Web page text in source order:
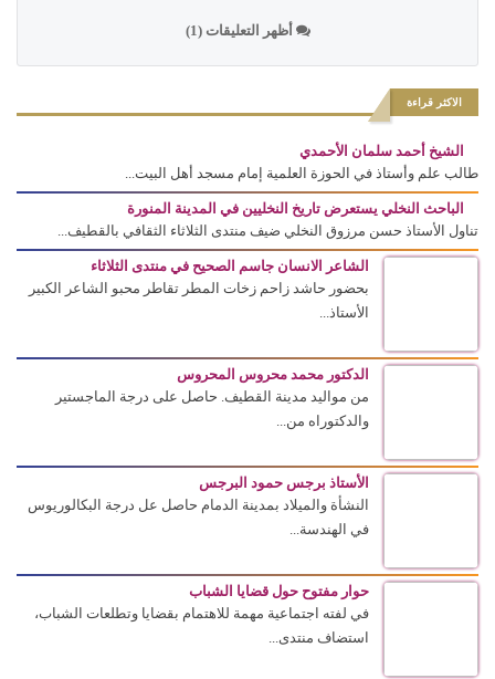
أظهر التعليقات (1)
الاكثر قراءة
الشيخ أحمد سلمان الأحمدي
طالب علم وأستاذ في الحوزة العلمية إمام مسجد أهل البيت...
الباحث النخلي يستعرض تاريخ النخليين في المدينة المنورة
تناول الأستاذ حسن مرزوق النخلي ضيف منتدى الثلاثاء الثقافي بالقطيف...
الشاعر الانسان جاسم الصحيح في منتدى الثلاثاء
بحضور حاشد زاحم زخات المطر تقاطر محبو الشاعر الكبير
الأستاذ...
الدكتور محمد محروس المحروس
من مواليد مدينة القطيف. حاصل على درجة الماجستير
والدكتوراه من...
الأستاذ برجس حمود البرجس
النشأة والميلاد بمدينة الدمام حاصل عل درجة البكالوريوس
في الهندسة...
حوار مفتوح حول قضايا الشباب
في لفته اجتماعية مهمة للاهتمام بقضايا وتطلعات الشباب،
استضاف منتدى...